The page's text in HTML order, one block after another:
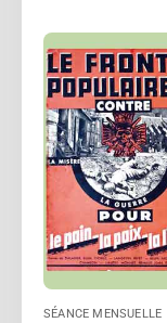
SÉANCE MENSUELLE